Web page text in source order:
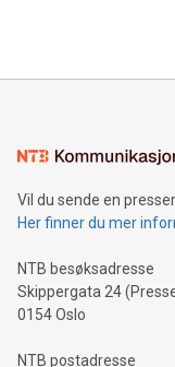
Vil du sende en
Her finner du mer
NTB besøksadresse
Skippergata 24
0154 Oslo
NTB postadresse